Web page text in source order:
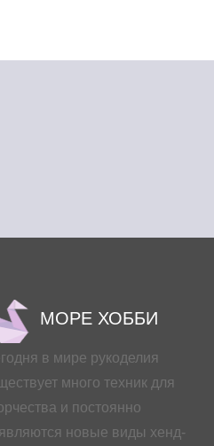
МОРЕ ХОББИ
в мире рукоделия
много техник для
и постоянно
новые виды хенд-